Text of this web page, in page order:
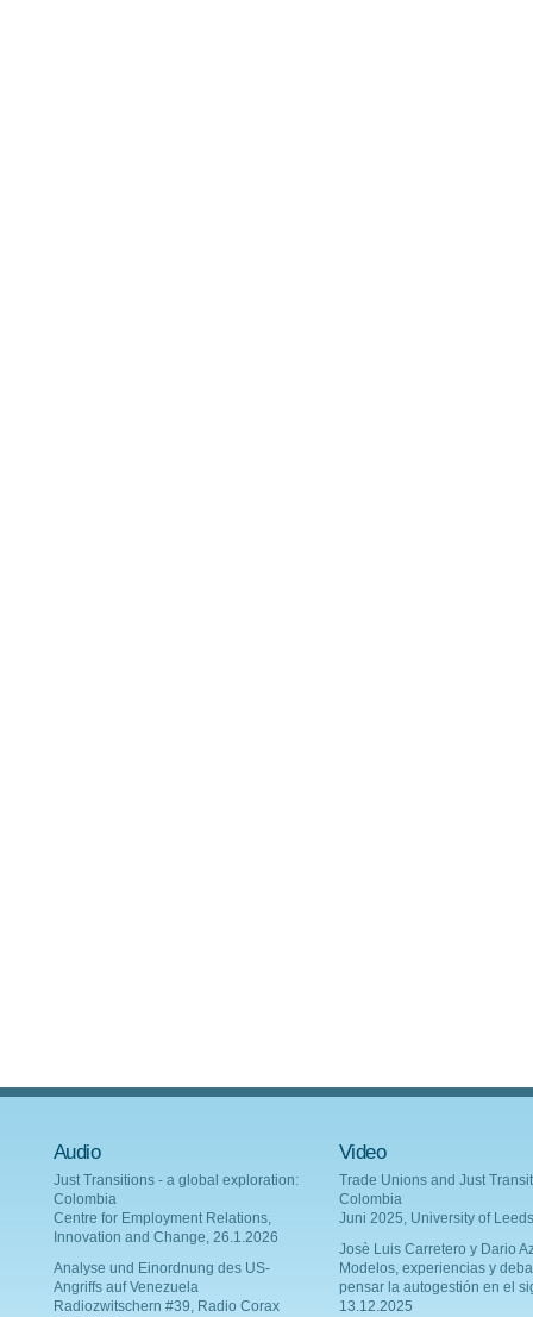
Audio
Just Transitions - a global exploration:
Colombia
Centre for Employment Relations,
Innovation and Change, 26.1.2026
Analyse und Einordnung des US-
Angriffs auf Venezuela
Radiozwitschern #39, Radio Corax
Video
Trade Unions and Just
Colombia
Juni 2025, University of Leeds
Josè Luis Carretero y Dario
Modelos, experiencias y
pensar la autogestión en el
13.12.2025